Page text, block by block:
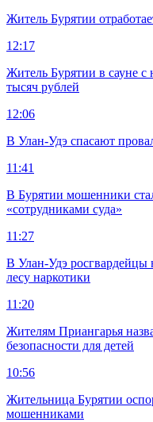
Житель Бурятии
12:17
Житель Бурятии в сауне
тысяч рублей
12:06
В Улан-Удэ спасают
11:41
В Бурятии мошенники
«сотрудниками суда»
11:27
В Улан-Удэ росгвардейцы
лесу наркотики
11:20
Жителям Приангарья
безопасности для детей
10:56
Жительница Бурятии
мошенниками